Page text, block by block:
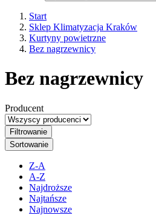
Start
Sklep Klimatyzacja Kraków
Kurtyny powietrzne
Bez nagrzewnicy
Bez nagrzewnicy
Producent
Filtrowanie
Sortowanie
Z-A
A-Z
Najdroższe
Najtańsze
Najnowsze